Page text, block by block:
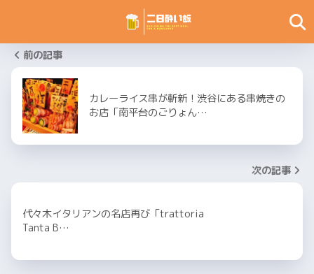
前の記事
カレーライス串が斬新！渋谷にある串焼きの
お店「南平台のごりょん…
次の記事
代々木イタリアンの名店再び「trattoria
Tanta B…